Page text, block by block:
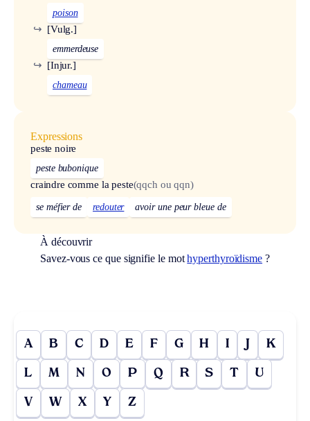
poison
[Vulg.]
↪
emmerdeuse
[Injur.]
↪
chameau
Expressions
peste noire
peste bubonique
craindre comme la peste(qqch ou qqn)
se méfier de redouter avoir une peur bleue de
À découvrir
Savez-vous ce que signifie le mothyperthyroïdisme ?
A B C D E F G H I J K
L M N O P Q R S T U
V W X Y Z